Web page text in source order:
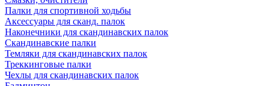
Палки для спортивной ходьбы
Аксессуары для сканд. палок
Наконечники для скандинавских палок
Скандинавские палки
Темляки для скандинавских палок
Треккинговые палки
Чехлы для скандинавских палок